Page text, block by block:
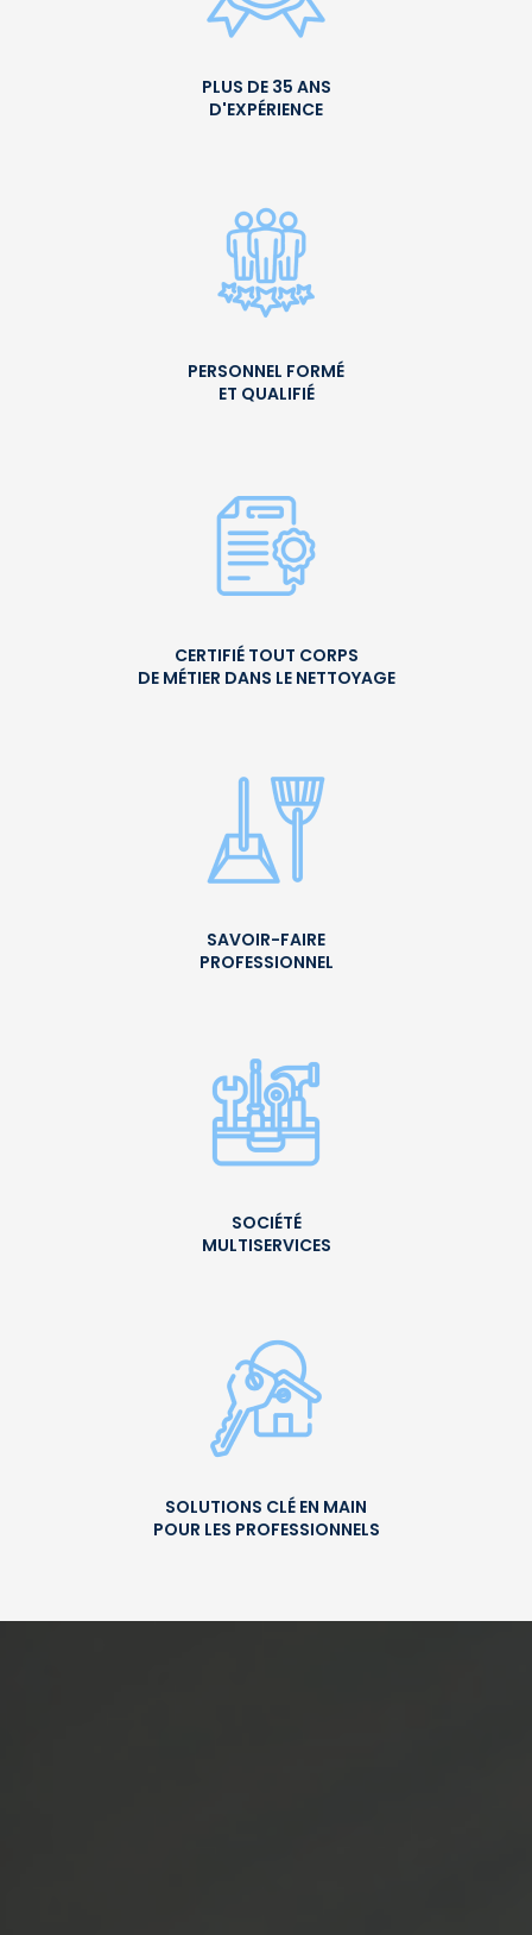
PLUS DE 35 ANS
D'EXPÉRIENCE
PERSONNEL FORMÉ
ET QUALIFIÉ
CERTIFIÉ TOUT CORPS
DE MÉTIER DANS LE NETTOYAGE
SAVOIR-FAIRE
PROFESSIONNEL
SOCIÉTÉ
MULTISERVICES
SOLUTIONS CLÉ EN MAIN
POUR LES PROFESSIONNELS